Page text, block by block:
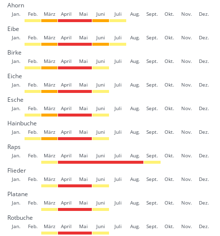
Ahorn
Jan. Feb. März April Mai Juni Juli Aug. Sept. Okt. Nov. Dez.
Eibe
Jan. Feb. März April Mai Juni Juli Aug. Sept. Okt. Nov. Dez.
Birke
Jan. Feb. März April Mai Juni Juli Aug. Sept. Okt. Nov. Dez.
Eiche
Jan. Feb. März April Mai Juni Juli Aug. Sept. Okt. Nov. Dez.
Esche
Jan. Feb. März April Mai Juni Juli Aug. Sept. Okt. Nov. Dez.
Hainbuche
Jan. Feb. März April Mai Juni Juli Aug. Sept. Okt. Nov. Dez.
Raps
Jan. Feb. März April Mai Juni Juli Aug. Sept. Okt. Nov. Dez.
Flieder
Jan. Feb. März April Mai Juni Juli Aug. Sept. Okt. Nov. Dez.
Platane
Jan. Feb. März April Mai Juni Juli Aug. Sept. Okt. Nov. Dez.
Rotbuche
Jan. Feb. März April Mai Juni Juli Aug. Sept. Okt. Nov. Dez.